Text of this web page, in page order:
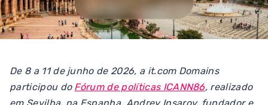
De 8 a 11 de junho de 2026, a it.com Domains
participou do Fórum de políticas ICANN86, realizado